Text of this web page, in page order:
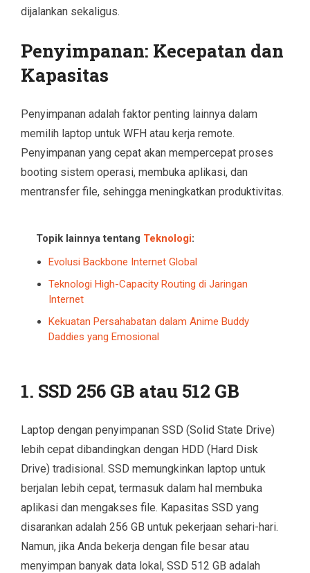
dijalankan sekaligus.
Penyimpanan: Kecepatan dan
Kapasitas
Penyimpanan adalah faktor penting lainnya dalam
memilih laptop untuk WFH atau kerja remote.
Penyimpanan yang cepat akan mempercepat proses
booting sistem operasi, membuka aplikasi, dan
mentransfer file, sehingga meningkatkan produktivitas.
Topik lainnya tentang Teknologi:
Evolusi Backbone Internet Global
Teknologi High-Capacity Routing di Jaringan
Internet
Kekuatan Persahabatan dalam Anime Buddy
Daddies yang Emosional
1. SSD 256 GB atau 512 GB
Laptop dengan penyimpanan SSD (Solid State Drive)
lebih cepat dibandingkan dengan HDD (Hard Disk
Drive) tradisional. SSD memungkinkan laptop untuk
berjalan lebih cepat, termasuk dalam hal membuka
aplikasi dan mengakses file. Kapasitas SSD yang
disarankan adalah 256 GB untuk pekerjaan sehari-hari.
Namun, jika Anda bekerja dengan file besar atau
menyimpan banyak data lokal, SSD 512 GB adalah